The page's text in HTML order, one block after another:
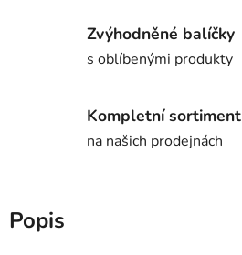
Zvýhodněné balíčky
s oblíbenými produkty
Kompletní sortiment
na našich prodejnách
Popis